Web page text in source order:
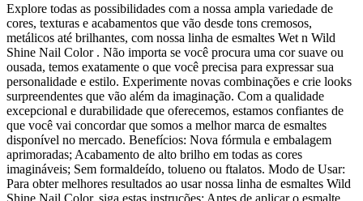
Explore todas as possibilidades com a nossa ampla variedade de
cores, texturas e acabamentos que vão desde tons cremosos,
metálicos até brilhantes, com nossa linha de esmaltes Wet n Wild
Shine Nail Color . Não importa se você procura uma cor suave ou
ousada, temos exatamente o que você precisa para expressar sua
personalidade e estilo. Experimente novas combinações e crie looks
surpreendentes que vão além da imaginação. Com a qualidade
excepcional e durabilidade que oferecemos, estamos confiantes de
que você vai concordar que somos a melhor marca de esmaltes
disponível no mercado. Benefícios: Nova fórmula e embalagem
aprimoradas; Acabamento de alto brilho em todas as cores
imagináveis; Sem formaldeído, tolueno ou ftalatos. Modo de Usar:
Para obter melhores resultados ao usar nossa linha de esmaltes Wild
Shine Nail Color, siga estas instruções: Antes de aplicar o esmalte